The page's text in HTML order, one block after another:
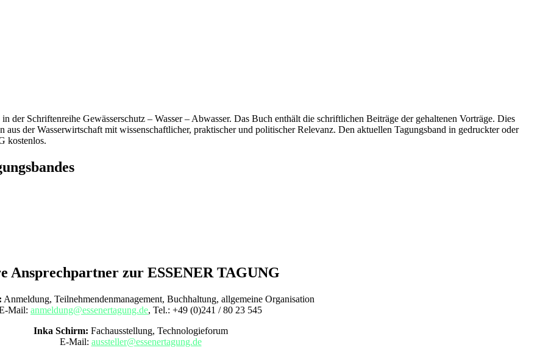
Schriftenreihe Gewässerschutz – Wasser – Abwasser. Das Buch enthält die schriftlichen Beiträge der gehaltenen Vorträge. Dies
aus der Wasserwirtschaft mit wissenschaftlicher, praktischer und politischer Relevanz. Den aktuellen Tagungsband in gedruckter oder
kostenlos.
Ansprechpartner zur ESSENER TAGUNG
Anmeldung, Teilnehmendenmanagement, Buchhaltung, allgemeine Organisation
Mail: anmeldung@essenertagung.de, Tel.: +49 (0)241 / 80 23 545
Inka Schirm: Fachausstellung, Technologieforum
E-Mail: aussteller@essenertagung.de